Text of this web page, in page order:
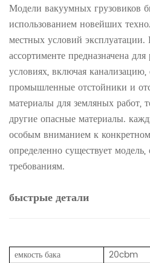
Модели вакуумных грузовиков
использованием новейших
местных условий
ассортименте предназначена
условиях, включая
промышленные отстойники и
материалы для земляных работ,
другие опасные материалы.
особым вниманием к
определенно существует
требованиям.
быстрые детали
емкость бака
20cbm